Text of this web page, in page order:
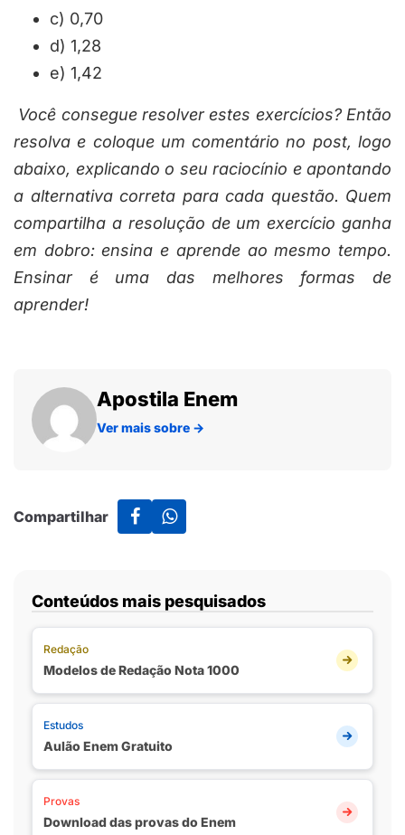
c) 0,70
d) 1,28
e) 1,42
Você consegue resolver estes exercícios? Então
resolva e coloque um comentário no post, logo
abaixo, explicando o seu raciocínio e apontando
a alternativa correta para cada questão. Quem
compartilha a resolução de um exercício ganha
em dobro: ensina e aprende ao mesmo tempo.
Ensinar é uma das melhores formas de
aprender!
Apostila Enem
Ver mais sobre →
Compartilhar
Conteúdos mais pesquisados
Redação
Modelos de Redação Nota 1000
Estudos
Aulão Enem Gratuito
Provas
Download das provas do Enem